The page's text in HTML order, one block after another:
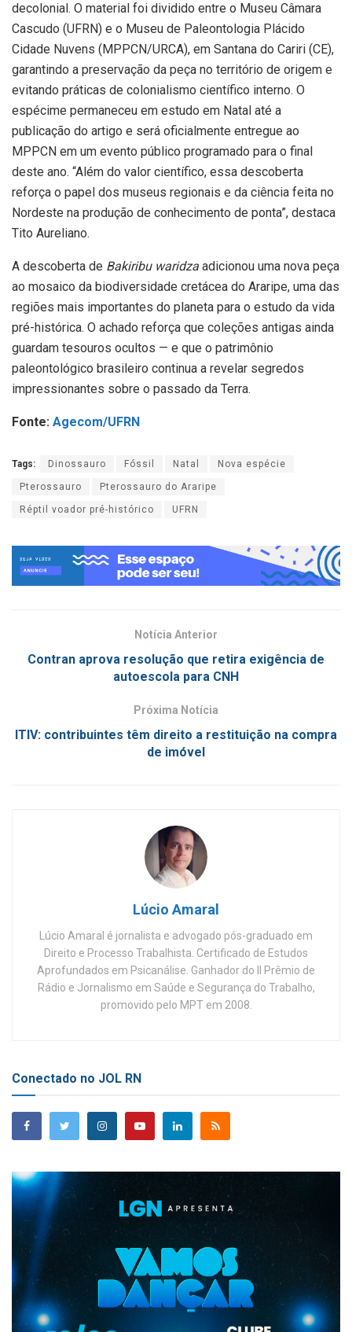
decolonial. O material foi dividido entre o Museu Câmara
Cascudo (UFRN) e o Museu de Paleontologia Plácido
Cidade Nuvens (MPPCN/URCA), em Santana do Cariri (CE),
garantindo a preservação da peça no território de origem e
evitando práticas de colonialismo científico interno. O
espécime permaneceu em estudo em Natal até a
publicação do artigo e será oficialmente entregue ao
MPPCN em um evento público programado para o final
deste ano. “Além do valor científico, essa descoberta
reforça o papel dos museus regionais e da ciência feita no
Nordeste na produção de conhecimento de ponta”, destaca
Tito Aureliano.
A descoberta de Bakiribu waridza adicionou uma nova peça
ao mosaico da biodiversidade cretácea do Araripe, uma das
regiões mais importantes do planeta para o estudo da vida
pré-histórica. O achado reforça que coleções antigas ainda
guardam tesouros ocultos — e que o patrimônio
paleontológico brasileiro continua a revelar segredos
impressionantes sobre o passado da Terra.
Fonte: Agecom/UFRN
Tags: Dinossauro Fóssil Natal Nova espécie
Pterossauro Pterossauro do Araripe
Réptil voador pré-histórico UFRN
Notícia Anterior
Contran aprova resolução que retira exigência de
autoescola para CNH
Próxima Notícia
ITIV: contribuintes têm direito a restituição na compra
de imóvel
Lúcio Amaral
Lúcio Amaral é jornalista e advogado pós-graduado em
Direito e Processo Trabalhista. Certificado de Estudos
Aprofundados em Psicanálise. Ganhador do II Prêmio de
Rádio e Jornalismo em Saúde e Segurança do Trabalho,
promovido pelo MPT em 2008.
Conectado no JOL RN